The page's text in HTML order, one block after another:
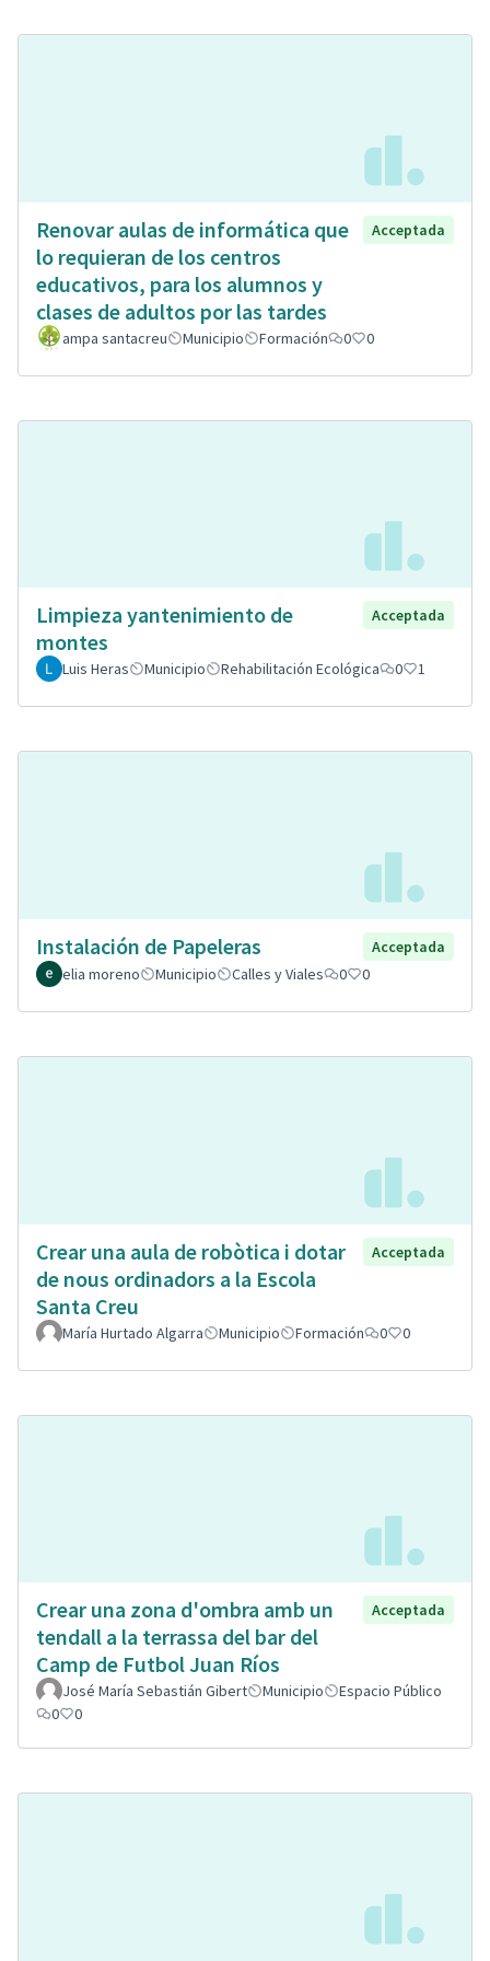
Renovar aulas de informática que
lo requieran de los centros
educativos, para los alumnos y
clases de adultos por las tardes
Acceptada
ampa santacreu Municipio Formación 0 0
Limpieza yantenimiento de
montes
Acceptada
Luis Heras Municipio Rehabilitación Ecológica 0 1
Instalación de Papeleras
Acceptada
elia moreno
Municipio Calles y Viales 0 0
Crear una aula de robòtica i dotar
de nous ordinadors a la Escola
Santa Creu
Acceptada
María Hurtado Algarra Municipio Formación 0 0
Crear una zona d'ombra amb un
tendall a la terrassa del bar del
Camp de Futbol Juan Ríos
Acceptada
José María Sebastián Gibert Municipio
Espacio Público
0
0